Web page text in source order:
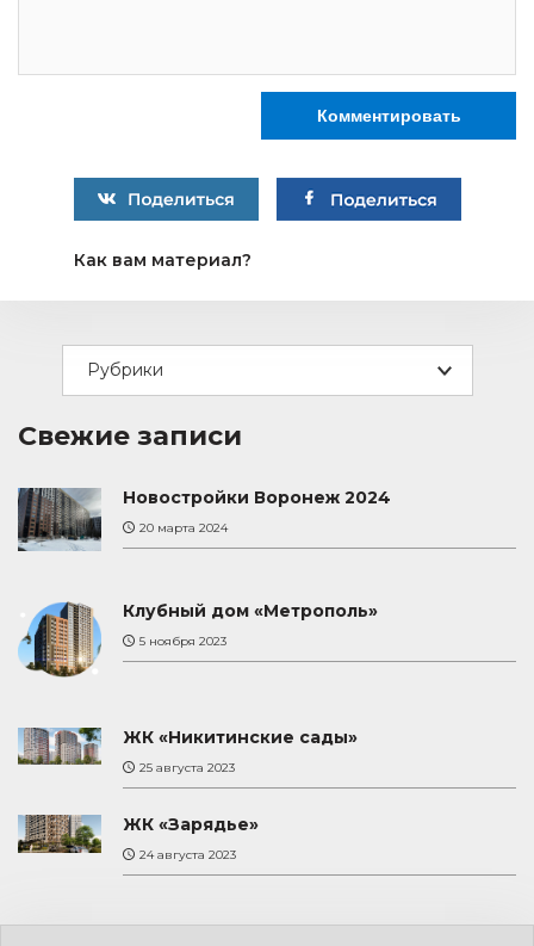
Как вам материал?
Рубрики
Свежие записи
Новостройки Воронеж 2024
20 марта 2024
Клубный дом «Метрополь»
5 ноября 2023
ЖК «Никитинские сады»
25 августа 2023
ЖК «Зарядье»
24 августа 2023